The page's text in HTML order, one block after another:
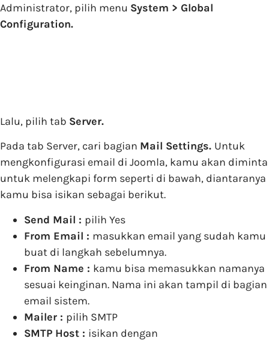
Administrator, pilih menu System > Global
Configuration.
Lalu, pilih tab Server.
Pada tab Server, cari bagian Mail Settings. Untuk
mengkonfigurasi email di Joomla, kamu akan diminta
untuk melengkapi form seperti di bawah, diantaranya
kamu bisa isikan sebagai berikut.
Send Mail : pilih Yes
From Email : masukkan email yang sudah kamu
buat di langkah sebelumnya.
From Name : kamu bisa memasukkan namanya
sesuai keinginan. Nama ini akan tampil di bagian
email sistem.
Mailer : pilih SMTP
SMTP Host : isikan dengan